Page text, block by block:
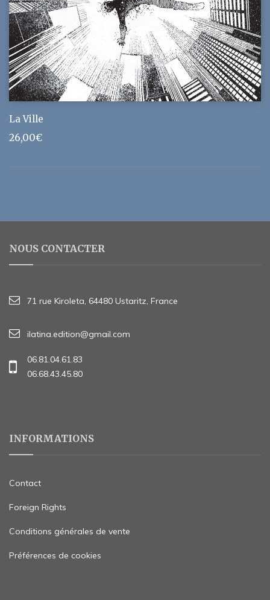
La Ville
26,00€
NOUS CONTACTER
71 rue Kiroleta, 64480 Ustaritz, France
ilatina.edition@gmail.com
06.81.04.61.83
06.68.43.45.80
INFORMATIONS
Contact
Foreign Rights
Conditions générales de vente
Préférences de cookies